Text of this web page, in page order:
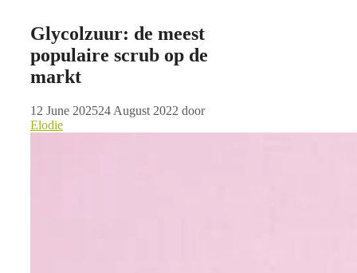
Glycolzuur: de meest
populaire scrub op de
markt
12 June 202524 August 2022 door
Elodie